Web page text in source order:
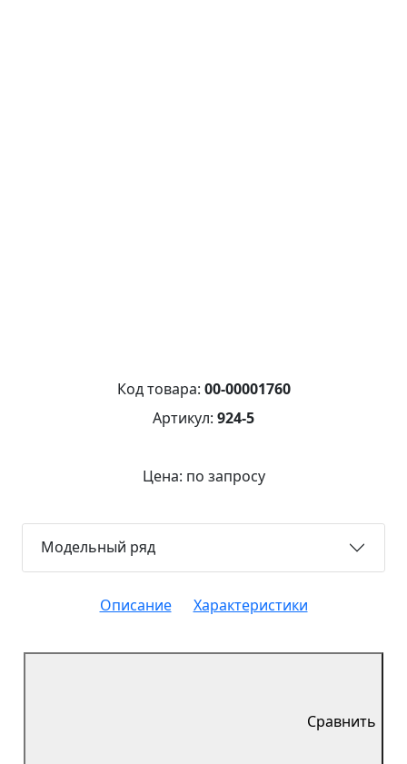
Код товара: 00-00001760
Артикул: 924-5
Цена: по запросу
Модельный ряд
Описание Характеристики
Сравнить